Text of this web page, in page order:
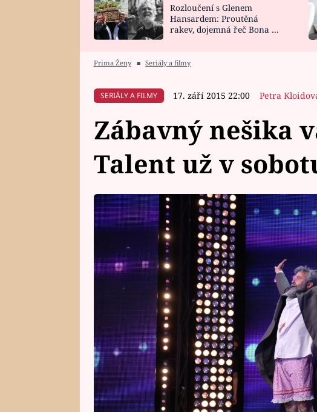
HOROSKOP NA
CELEBRITY
VAŘENÍ
Rozloučení s Glenem
Hansardem: Proutěná
rakev, dojemná řeč Bona a
Prima Ženy ■ Seriály a filmy
SERIÁLY A FILMY 17. září 2015 22:00 Petra
Zábavný nešika
Talent už v